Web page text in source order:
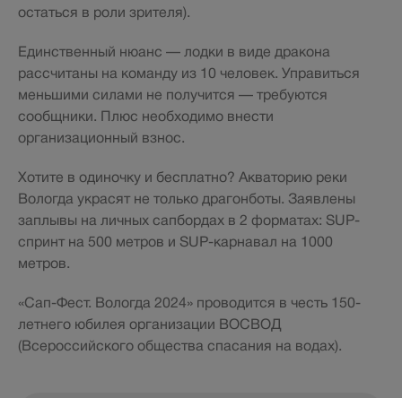
остаться в роли зрителя).
Единственный нюанс — лодки в виде дракона
рассчитаны на команду из 10 человек. Управиться
меньшими силами не получится — требуются
сообщники. Плюс необходимо внести
организационный взнос.
Хотите в одиночку и бесплатно? Акваторию реки
Вологда украсят не только драгонботы. Заявлены
заплывы на личных сапбордах в 2 форматах: SUP-
спринт на 500 метров и SUP-карнавал на 1000
метров.
«Сап-Фест. Вологда 2024» проводится в честь 150-
летнего юбилея организации ВОСВОД
(Всероссийского общества спасания на водах).